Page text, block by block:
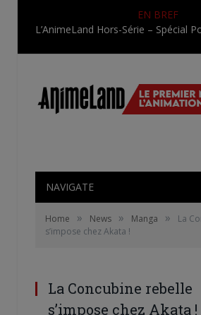
EN BREF
NAVIGATE
Home » News » Manga »
La
s’impose chez Akata !
La Concubine rebelle
s’impose chez Akata !